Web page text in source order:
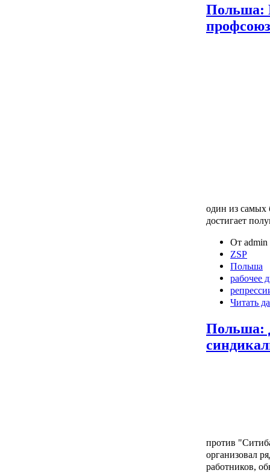
Польша:
один из самых
достигает
От admin
ZSP
Польша
рабочее
Читать
Польша:
против
организовал
работников,